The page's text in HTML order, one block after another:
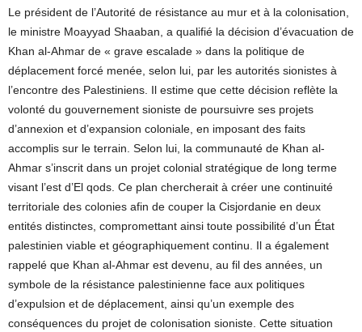
Le président de l’Autorité de résistance au mur et à la colonisation,
le ministre Moayyad Shaaban, a qualifié la décision d’évacuation de
Khan al-Ahmar de « grave escalade » dans la politique de
déplacement forcé menée, selon lui, par les autorités sionistes à
l’encontre des Palestiniens. Il estime que cette décision reflète la
volonté du gouvernement sioniste de poursuivre ses projets
d’annexion et d’expansion coloniale, en imposant des faits
accomplis sur le terrain. Selon lui, la communauté de Khan al-
Ahmar s’inscrit dans un projet colonial stratégique de long terme
visant l’est d’El qods. Ce plan chercherait à créer une continuité
territoriale des colonies afin de couper la Cisjordanie en deux
entités distinctes, compromettant ainsi toute possibilité d’un État
palestinien viable et géographiquement continu. Il a également
rappelé que Khan al-Ahmar est devenu, au fil des années, un
symbole de la résistance palestinienne face aux politiques
d’expulsion et de déplacement, ainsi qu’un exemple des
conséquences du projet de colonisation sioniste. Cette situation